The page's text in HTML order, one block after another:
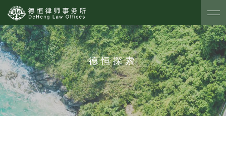
德恒探索